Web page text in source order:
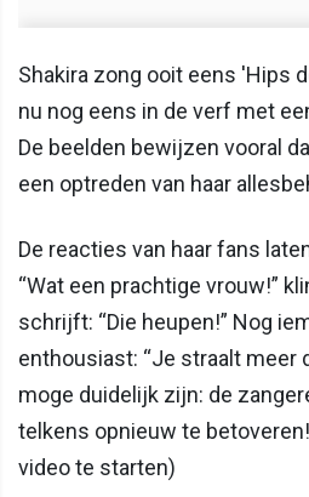
Shakira zong ooit eens 'Hips
nu nog eens in de verf met
De beelden bewijzen vooral
een optreden van haar
De reacties van haar fans
“Wat een prachtige vrouw!”
schrijft: “Die heupen!” Nog
enthousiast: “Je straalt meer
moge duidelijk zijn: de
telkens opnieuw te
video te starten)